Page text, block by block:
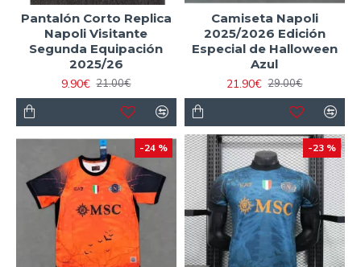
Pantalón Corto Replica
Napoli Visitante
Segunda Equipación
2025/26
9.90€ 21.00€
Camiseta Napoli
2025/2026 Edición
Especial de Halloween
Azul
21.90€ 29.00€
-24 % -23 %